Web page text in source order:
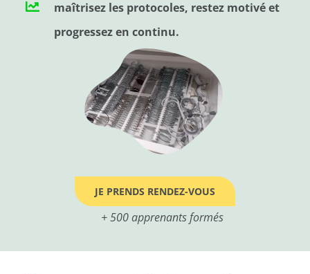
maîtrisez les protocoles, restez motivé et
progressez en continu.
JE PRENDS RENDEZ-VOUS
+ 500 apprenants formés